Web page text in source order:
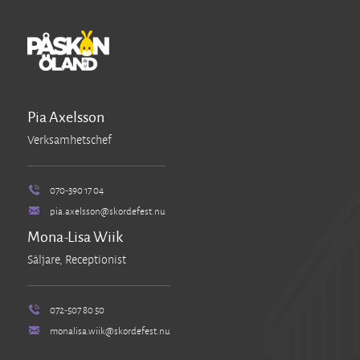
Pia Axelsson
Verksamhetschef
070-390 17 04
pia.axelsson@skordefest.nu
Mona-Lisa Wiik
Säljare, Receptionist
072-507 80 50
monalisa.wiik@skordefest.nu